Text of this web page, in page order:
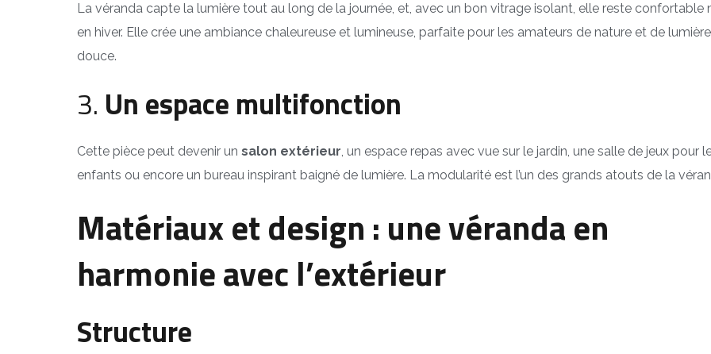
La véranda capte la lumière tout au long de la journée, et, avec un bon vitrage isolant, elle reste confortable
en hiver. Elle crée une ambiance chaleureuse et lumineuse, parfaite pour les amateurs de nature et de lumière
douce.
3. Un espace multifonction
Cette pièce peut devenir un salon extérieur, un espace repas avec vue sur le jardin, une salle de jeux pour
enfants ou encore un bureau inspirant baigné de lumière. La modularité est l’un des grands atouts de la
Matériaux et design : une véranda en
harmonie avec l’extérieur
Structure